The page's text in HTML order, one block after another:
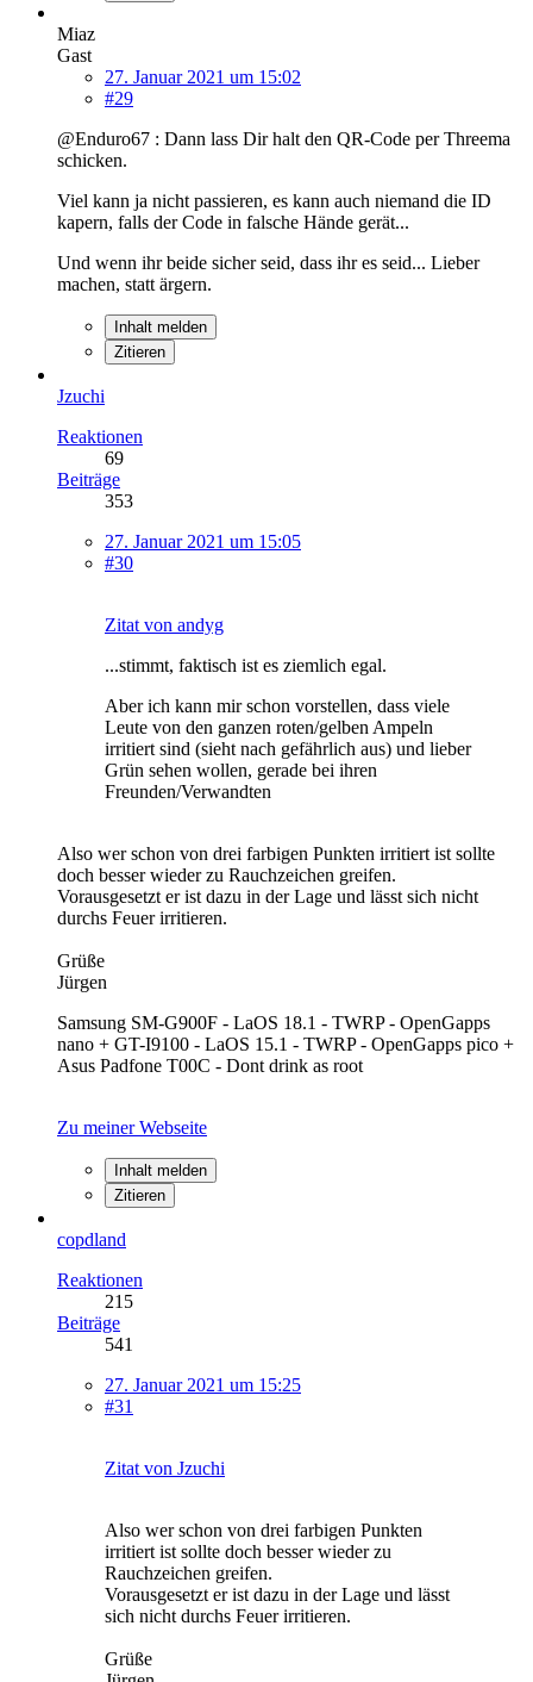
Miaz
Gast
27. Januar 2021 um 15:02
#29
@Enduro67 : Dann lass Dir halt den QR-Code per Threema
schicken.
Viel kann ja nicht passieren, es kann auch niemand die ID
kapern, falls der Code in falsche Hände gerät...
Und wenn ihr beide sicher seid, dass ihr es seid... Lieber
machen, statt ärgern.
Inhalt melden
Zitieren
Jzuchi
Reaktionen
69
Beiträge
353
27. Januar 2021 um 15:05
#30
Zitat von andyg
...stimmt, faktisch ist es ziemlich egal.
Aber ich kann mir schon vorstellen, dass viele
Leute von den ganzen roten/gelben Ampeln
irritiert sind (sieht nach gefährlich aus) und lieber
Grün sehen wollen, gerade bei ihren
Freunden/Verwandten
Also wer schon von drei farbigen Punkten irritiert ist sollte
doch besser wieder zu Rauchzeichen greifen.
Vorausgesetzt er ist dazu in der Lage und lässt sich nicht
durchs Feuer irritieren.
Grüße
Jürgen
Samsung SM-G900F - LaOS 18.1 - TWRP - OpenGapps
nano + GT-I9100 - LaOS 15.1 - TWRP - OpenGapps pico +
Asus Padfone T00C - Dont drink as root
Zu meiner Webseite
Inhalt melden
Zitieren
copdland
Reaktionen
215
Beiträge
541
27. Januar 2021 um 15:25
#31
Zitat von Jzuchi
Also wer schon von drei farbigen Punkten
irritiert ist sollte doch besser wieder zu
Rauchzeichen greifen.
Vorausgesetzt er ist dazu in der Lage und lässt
sich nicht durchs Feuer irritieren.
Grüße